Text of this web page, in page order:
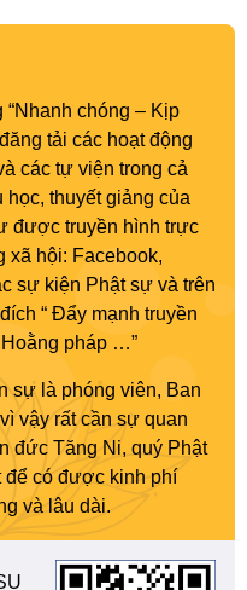
chóng – Kịp
tải các hoạt động
các tự viện trong cả
thuyết giảng của
được truyền hình trực
xã hội: Facebook,
sự kiện Phật sự và trên
“ Đẩy mạnh truyền
pháp …”
sự là phóng viên, Ban
vậy rất cần sự quan
đức Tăng Ni, quý Phật
để có được kinh phí
và lâu dài.